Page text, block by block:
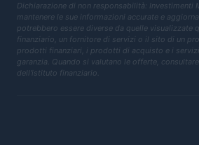
Dichiarazione di non responsabilità: Investimenti
mantenere le sue informazioni accurate e
potrebbero essere diverse da quelle visualizzate
finanziario, un fornitore di servizi o il sito di un
prodotti finanziari, i prodotti di acquisto e i
garanzia. Quando si valutano le offerte,
dell'istituto finanziario.